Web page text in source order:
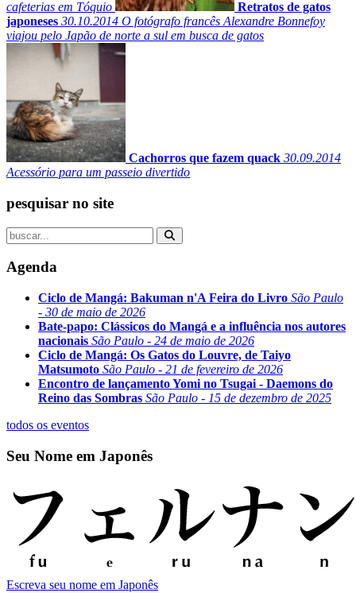
cafeterias em Tóquio
Retratos de gatos
japoneses 30.10.2014 O fotógrafo francês Alexandre Bonnefoy
viajou pelo Japão de norte a sul em busca de gatos
Cachorros que fazem quack 30.09.2014
Acessório para um passeio divertido
pesquisar no site
Agenda
Ciclo de Mangá: Bakuman n'A Feira do Livro São Paulo
- 30 de maio de 2026
Bate-papo: Clássicos do Mangá e a influência nos autores
nacionais São Paulo - 24 de maio de 2026
Ciclo de Mangá: Os Gatos do Louvre, de Taiyo
Matsumoto São Paulo - 21 de fevereiro de 2026
Encontro de lançamento Yomi no Tsugai - Daemons do
Reino das Sombras São Paulo - 15 de dezembro de 2025
todos os eventos
Seu Nome em Japonês
Escreva seu nome em Japonês